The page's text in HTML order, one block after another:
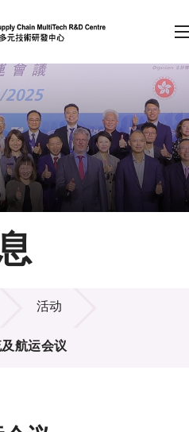
车键）
会员登录
A EN 繁 简
活动
航运会议